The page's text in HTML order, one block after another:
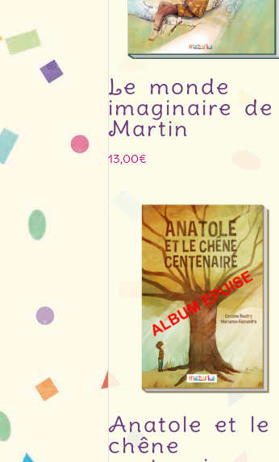
Le monde
imaginaire de
Martin
13,00€
Anatole et le
chêne